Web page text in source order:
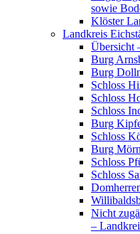
sowie
Klöster
Landkreis
Übersicht
Burg
Burg
Schloss
Schloss
Schloss
Burg
Schloss
Burg
Schloss
Schloss
Nicht
–